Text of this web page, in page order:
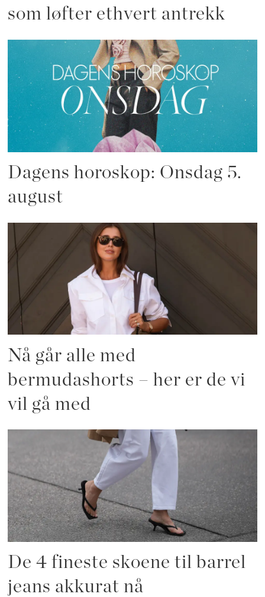
som løfter ethvert antrekk
Dagens horoskop: Onsdag 5.
august
Nå går alle med
bermudashorts – her er de vi
vil gå med
De 4 fineste skoene til barrel
jeans akkurat nå